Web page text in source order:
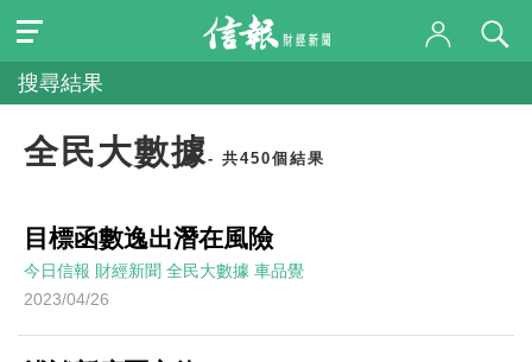
搜尋結果
全民大數據- 共450個結果
目標函數逸出潛在風險
今日信報 財經新聞 全民大數據 車品覺
2023/04/26